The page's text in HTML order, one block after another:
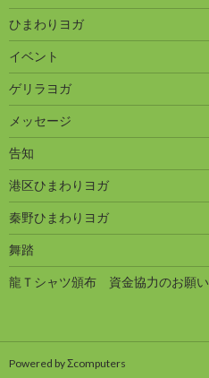
ひまわりヨガ
イベント
ゲリラヨガ
メッセージ
告知
港区ひまわりヨガ
秦野ひまわりヨガ
舞踏
龍Ｔシャツ頒布 資金協力のお願い
Powered by Σcomputers